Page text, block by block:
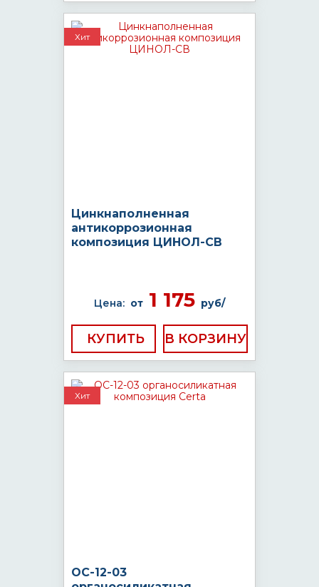
Хит
Цинкнаполненная
антикоррозионная
композиция ЦИНОЛ-СВ
Цена: от 1 175 руб/
КУПИТЬ
Хит
ОС-12-03